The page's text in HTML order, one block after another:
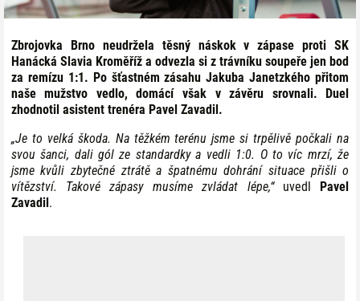
Zbrojovka Brno neudržela těsný náskok v zápase proti SK
Hanácká Slavia Kroměříž a odvezla si z trávníku soupeře jen bod
za remízu 1:1. Po šťastném zásahu Jakuba Janetzkého přitom
naše mužstvo vedlo, domácí však v závěru srovnali. Duel
zhodnotil asistent trenéra Pavel Zavadil.
„Je to velká škoda. Na těžkém terénu jsme si trpělivě počkali na
svou šanci, dali gól ze standardky a vedli 1:0. O to víc mrzí, že
jsme kvůli zbytečné ztrátě a špatnému dohrání situace přišli o
vítězství. Takové zápasy musíme zvládat lépe,“uvedl Pavel
Zavadil.